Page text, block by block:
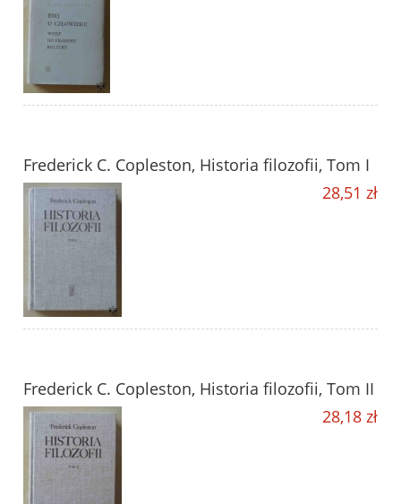
Frederick C. Copleston, Historia filozofii, Tom I
28,51 zł
Frederick C. Copleston, Historia filozofii, Tom II
28,18 zł